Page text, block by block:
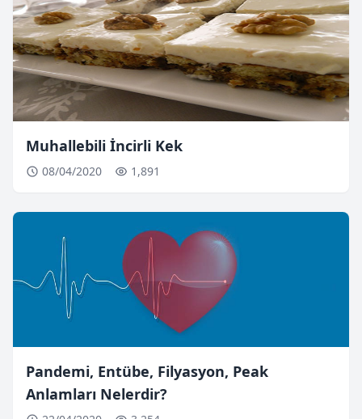
Muhallebili İncirli Kek
08/04/2020 1,891
Pandemi, Entübe, Filyasyon, Peak
Anlamları Nelerdir?